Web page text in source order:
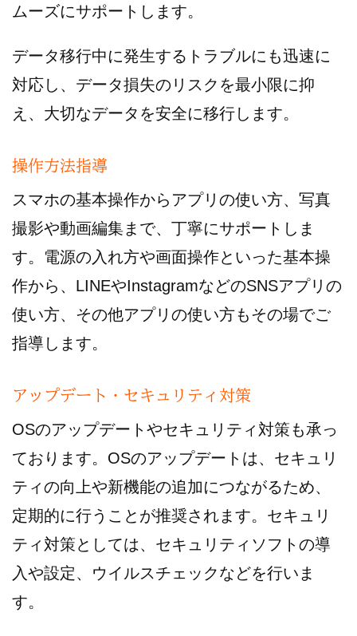
ムーズにサポートします。
データ移行中に発生するトラブルにも迅速に
対応し、データ損失のリスクを最小限に抑
え、大切なデータを安全に移行します。
操作方法指導
スマホの基本操作からアプリの使い方、写真
撮影や動画編集まで、丁寧にサポートしま
す。電源の入れ方や画面操作といった基本操
作から、LINEやInstagramなどのSNSアプリの
使い方、その他アプリの使い方もその場でご
指導します。
アップデート・セキュリティ対策
OSのアップデートやセキュリティ対策も承っ
ております。OSのアップデートは、セキュリ
ティの向上や新機能の追加につながるため、
定期的に行うことが推奨されます。セキュリ
ティ対策としては、セキュリティソフトの導
入や設定、ウイルスチェックなどを行いま
す。